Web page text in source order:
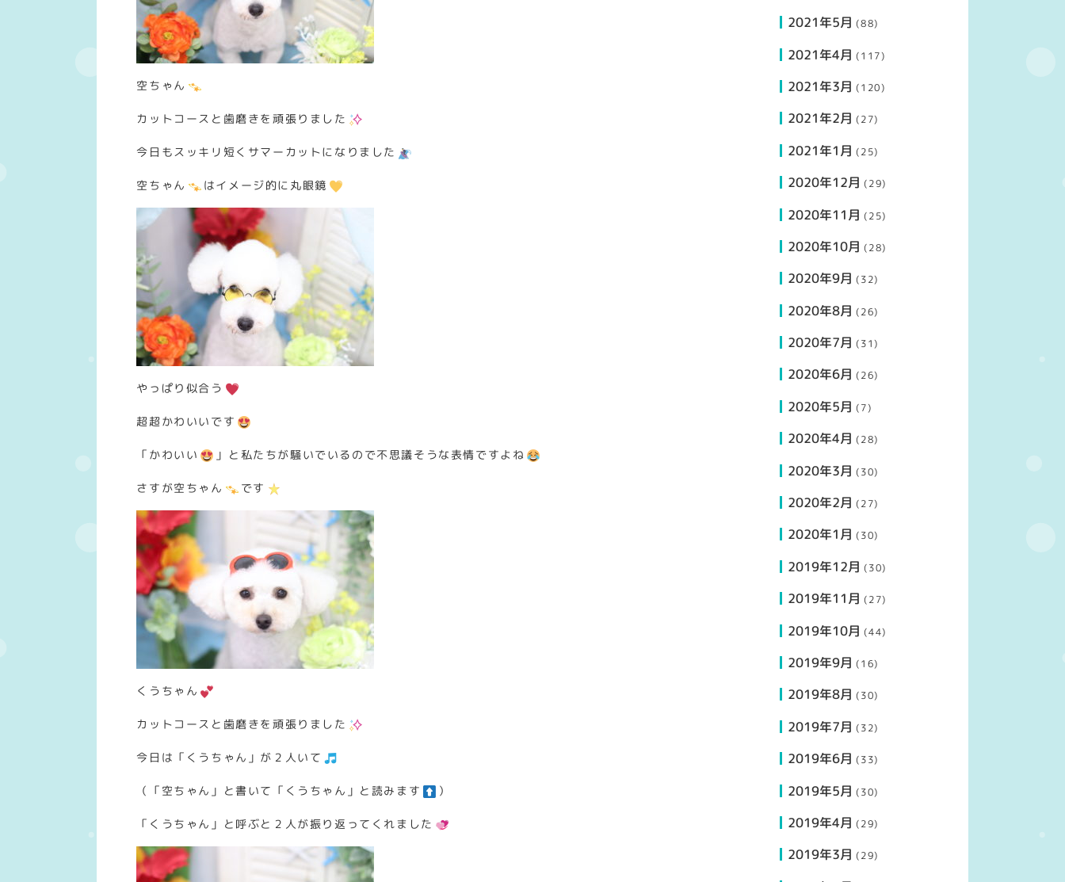
空ちゃん
カットコースと歯磨きを頑張りました
今日もスッキリ短くサマーカットになりました
空ちゃん はイメージ的に丸眼鏡
やっぱり似合う
超超かわいいです
「かわいい 」と私たちが騒いでいるので不思議そうな表情ですよね
さすが空ちゃん です
くうちゃん
カットコースと歯磨きを頑張りました
今日は「くうちゃん」が２人いて
（「空ちゃん」と書いて「くうちゃん」と読みます ）
「くうちゃん」と呼ぶと２人が振り返ってくれました
2021年5月 (88)
2021年4月 (117)
2021年3月 (120)
2021年2月 (27)
2021年1月 (25)
2020年12月 (29)
2020年11月 (25)
2020年10月 (28)
2020年9月 (32)
2020年8月 (26)
2020年7月 (31)
2020年6月 (26)
2020年5月 (7)
2020年4月 (28)
2020年3月 (30)
2020年2月 (27)
2020年1月 (30)
2019年12月 (30)
2019年11月 (27)
2019年10月 (44)
2019年9月 (16)
2019年8月 (30)
2019年7月 (32)
2019年6月 (33)
2019年5月 (30)
2019年4月 (29)
2019年3月 (29)